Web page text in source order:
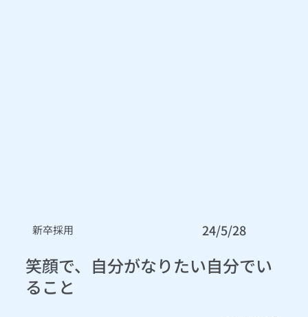
新卒採用 24/5/28
笑顔で、自分がなりたい自分でい
ること